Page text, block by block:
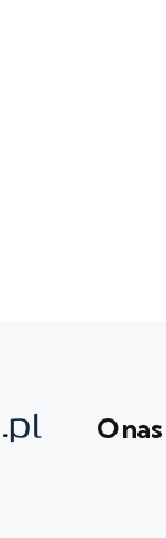
O nas